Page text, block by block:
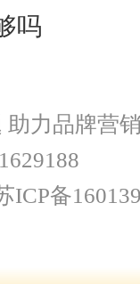
吗
助力品牌营
ICP备